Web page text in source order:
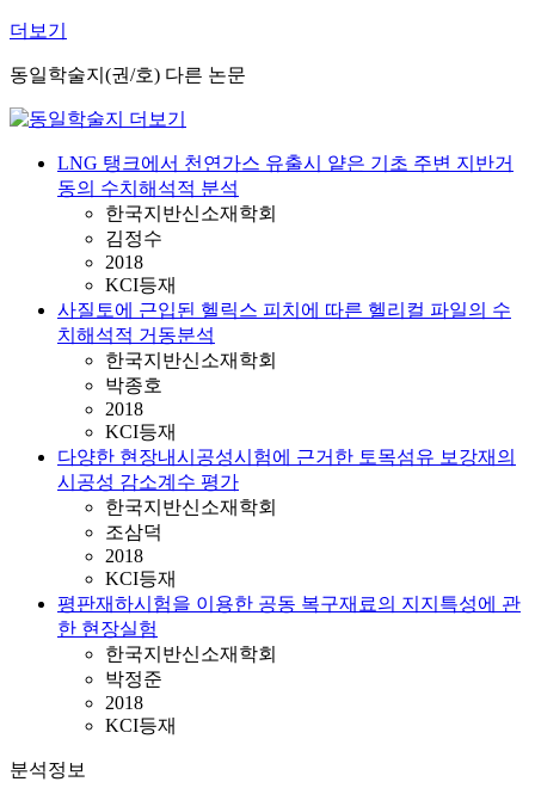
더보기
동일학술지(권/호) 다른 논문
LNG 탱크에서 천연가스 유출시 얕은 기초 주변 지반거
동의 수치해석적 분석
한국지반신소재학회
김정수
2018
KCI등재
사질토에 근입된 헬릭스 피치에 따른 헬리컬 파일의 수
치해석적 거동분석
한국지반신소재학회
박종호
2018
KCI등재
다양한 현장내시공성시험에 근거한 토목섬유 보강재의
시공성 감소계수 평가
한국지반신소재학회
조삼덕
2018
KCI등재
평판재하시험을 이용한 공동 복구재료의 지지특성에 관
한 현장실험
한국지반신소재학회
박정준
2018
KCI등재
분석정보